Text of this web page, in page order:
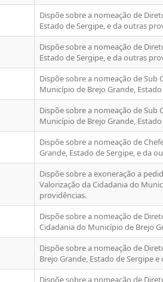
Dispõe sobre a nomeação de
Estado de Sergipe, e da outras
Dispõe sobre a nomeação de
Estado de Sergipe, e da outras
Dispõe sobre a nomeação de Sub
Município de Brejo Grande,
Dispõe sobre a nomeação de Sub
Município de Brejo Grande,
Dispõe sobre a nomeação de
Grande, Estado de Sergipe, e da
Dispõe sobre a exoneração a
Valorização da Cidadania do
providências.
Dispõe sobre a nomeação de
Cidadania do Município de Brejo
Dispõe sobre a nomeação de
Brejo Grande, Estado de Sergipe
Dispõe sobre a nomeação de